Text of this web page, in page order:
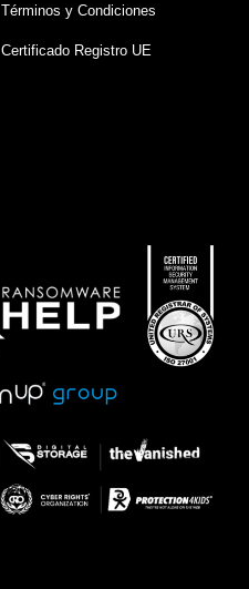
Términos y Condiciones
Certificado Registro UE